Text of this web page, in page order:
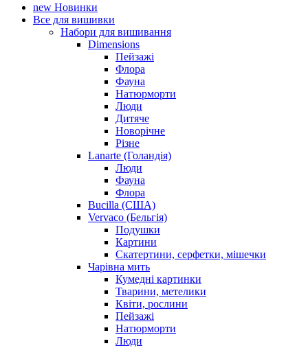
new Новинки
Все для вишивки
Набори для вишивання
Dimensions
Пейзажі
Флора
Фауна
Натюрморти
Люди
Дитяче
Новорічне
Різне
Lanarte (Голандія)
Люди
Фауна
Флора
Bucilla (США)
Vervaco (Бельгія)
Подушки
Картини
Скатертини, серфетки, мішечки
Чарiвна мить
Кумедні картинки
Тварини, метелики
Квіти, рослини
Пейзажі
Натюрморти
Люди